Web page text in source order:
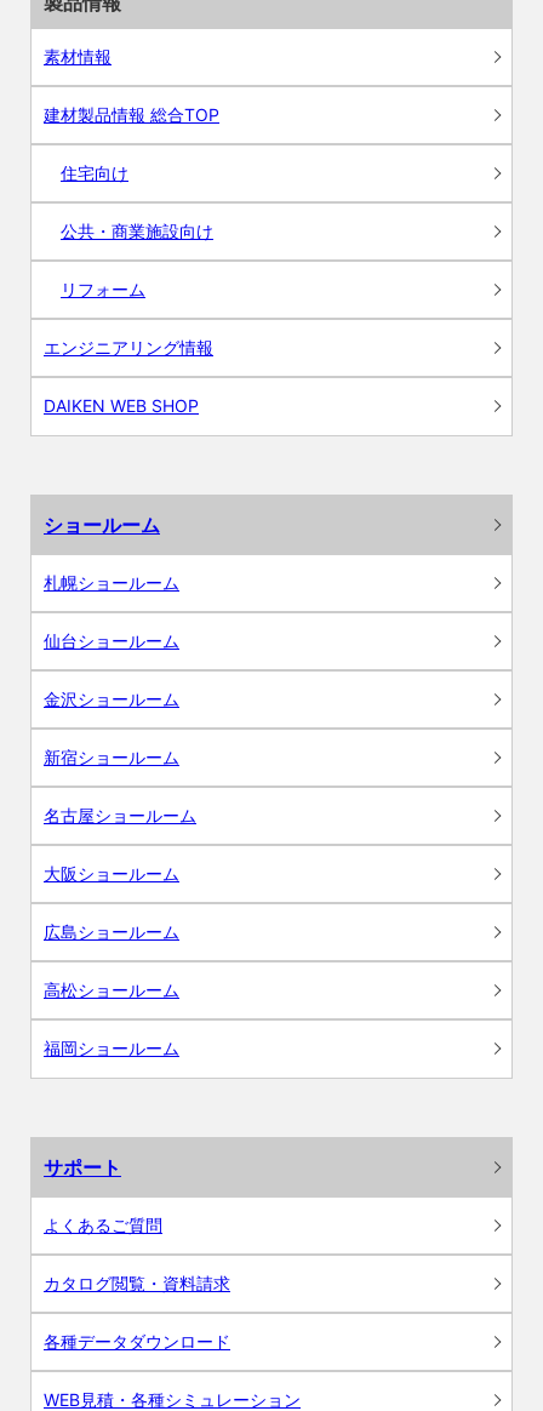
素材情報
建材製品情報 総合TOP
住宅向け
公共・商業施設向け
リフォーム
エンジニアリング情報
DAIKEN WEB SHOP
ショールーム
札幌ショールーム
仙台ショールーム
金沢ショールーム
新宿ショールーム
名古屋ショールーム
大阪ショールーム
広島ショールーム
高松ショールーム
福岡ショールーム
サポート
よくあるご質問
カタログ閲覧・資料請求
各種データダウンロード
WEB見積・各種シミュレーション